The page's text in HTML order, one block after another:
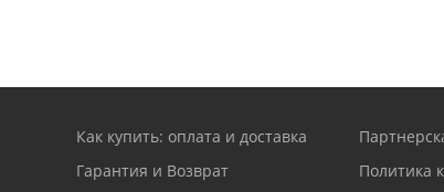
Как купить: оплата и доставка
Гарантия и Возврат
Политика